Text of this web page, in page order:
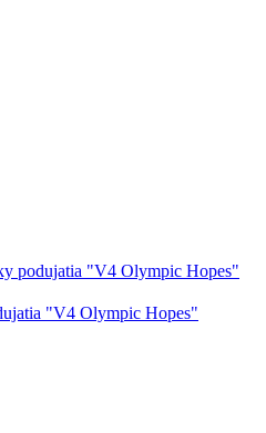
podujatia "V4 Olympic Hopes"
"V4 Olympic Hopes"